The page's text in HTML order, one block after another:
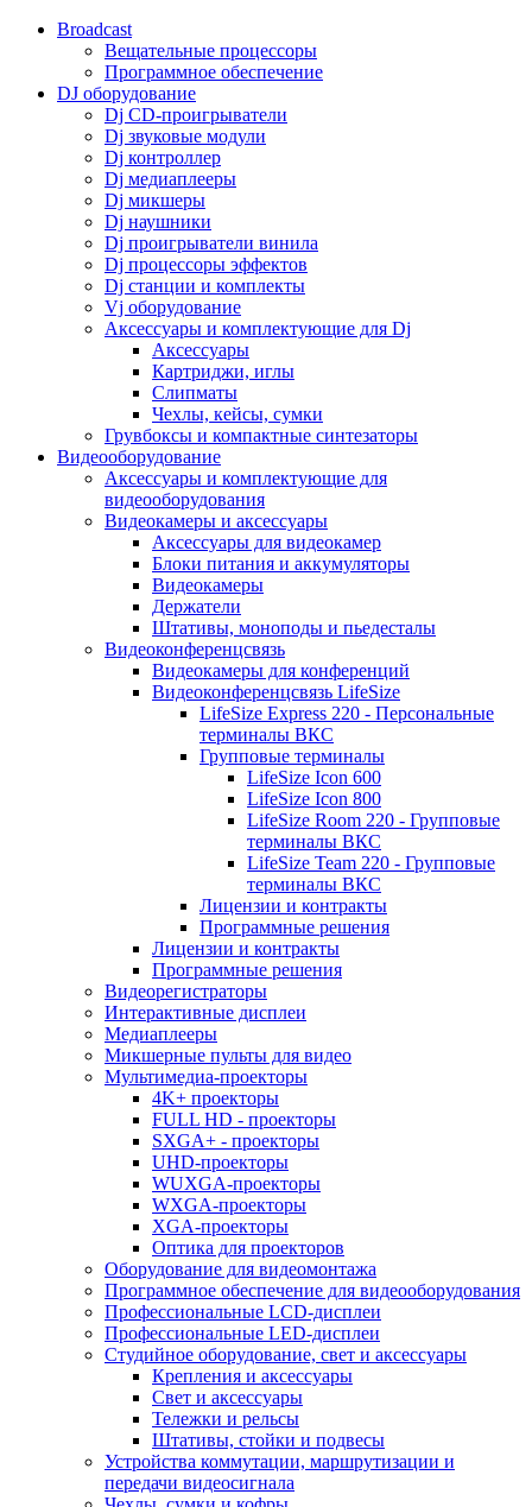
Broadcast
Вещательные процессоры
Программное обеспечение
DJ оборудование
Dj CD-проигрыватели
Dj звуковые модули
Dj контроллер
Dj медиаплееры
Dj микшеры
Dj наушники
Dj проигрыватели винила
Dj процессоры эффектов
Dj станции и комплекты
Vj оборудование
Аксессуары и комплектующие для Dj
Аксессуары
Картриджи, иглы
Слипматы
Чехлы, кейсы, сумки
Грувбоксы и компактные синтезаторы
Видеооборудование
Аксессуары и комплектующие для
видеооборудования
Видеокамеры и аксессуары
Аксессуары для видеокамер
Блоки питания и аккумуляторы
Видеокамеры
Держатели
Штативы, моноподы и пьедесталы
Видеоконференцсвязь
Видеокамеры для конференций
Видеоконференцсвязь LifeSize
LifeSize Express 220 - Персональные
терминалы ВКС
Групповые терминалы
LifeSize Icon 600
LifeSize Icon 800
LifeSize Room 220 - Групповые
терминалы ВКС
LifeSize Team 220 - Групповые
терминалы ВКС
Лицензии и контракты
Программные решения
Лицензии и контракты
Программные решения
Видеорегистраторы
Интерактивные дисплеи
Медиаплееры
Микшерные пульты для видео
Мультимедиа-проекторы
4K+ проекторы
FULL HD - проекторы
SXGA+ - проекторы
UHD-проекторы
WUXGA-проекторы
WXGA-проекторы
XGA-проекторы
Оптика для проекторов
Оборудование для видеомонтажа
Программное обеспечение для видеооборудования
Профессиональные LCD-дисплеи
Профессиональные LED-дисплеи
Студийное оборудование, свет и аксессуары
Крепления и аксессуары
Свет и аксессуары
Тележки и рельсы
Штативы, стойки и подвесы
Устройства коммутации, маршрутизации и
передачи видеосигнала